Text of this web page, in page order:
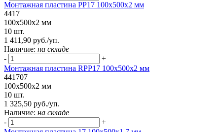
Монтажная пластина РР17 100x500x2 мм
4417
100x500x2 мм
10 шт.
1 411,90 руб./уп.
Наличие: на складе
-
+
Монтажная пластина RPP17 100x500x2 мм
441707
100x500x2 мм
10 шт.
1 325,50 руб./уп.
Наличие: на складе
-
+